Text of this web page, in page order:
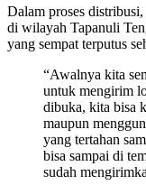
Dalam proses
di wilayah Tapanuli
yang sempat terputus
“Awalnya kita
untuk mengirim
dibuka, kita bisa
maupun
yang tertahan
bisa sampai di
sudah